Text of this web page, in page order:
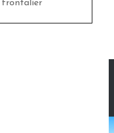
frontalier